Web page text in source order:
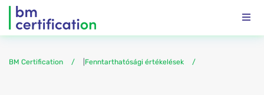
BM Certification Fenntarthatósági értékelések